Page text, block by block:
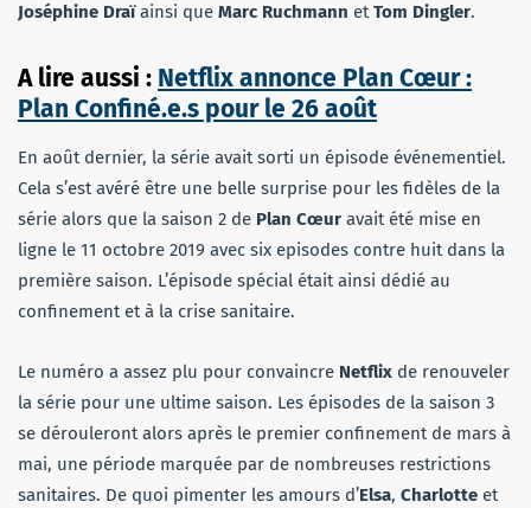
Joséphine Draïainsi que Marc Ruchmann etTom Dingler.
A lire aussi : Netflix annonce Plan Cœur :
Plan Confiné.e.s pour le 26 août
En août dernier, la série avait sorti un épisode événementiel.
Cela s’est avéré être une belle surprise pour les fidèles de la
série alors que la saison 2 de Plan Cœur avait été mise en
ligne le 11 octobre 2019 avec six episodes contre huit dans la
première saison. L’épisode spécial était ainsi dédié au
confinement et à la crise sanitaire.
Le numéro a assez plu pour convaincre Netflix de renouveler
la série pour une ultime saison. Les épisodes de la saison 3
se dérouleront alors après le premier confinement de mars à
mai, une période marquée par de nombreuses restrictions
sanitaires. De quoi pimenter les amours d’Elsa, Charlotte et